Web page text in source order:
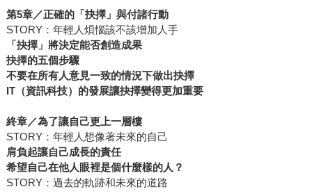
第5章／正確的「抉擇」與付諸行動
STORY：年輕人煩惱該不該增加人手
「抉擇」將決定能否創造成果
抉擇的五個步驟
不要在所有人意見一致的情況下做出抉擇
IT（資訊科技）的發展讓抉擇變得更加重要
終章／為了讓自己更上一層樓
STORY：年輕人想像著未來的自己
肩負起讓自己成長的責任
希望自己在他人眼裡是個什麼樣的人？
STORY：過去的軌跡和未來的道路